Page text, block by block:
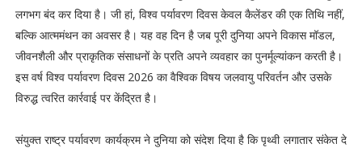
लगभग बंद कर दिया है। जी हां, विश्व पर्यावरण दिवस केवल कैलेंडर की एक तिथि नहीं,
बल्कि आत्ममंथन का अवसर है। यह वह दिन है जब पूरी दुनिया अपने विकास मॉडल,
जीवनशैली और प्राकृतिक संसाधनों के प्रति अपने व्यवहार का पुनर्मूल्यांकन करती है।
इस वर्ष विश्व पर्यावरण दिवस 2026 का वैश्विक विषय जलवायु परिवर्तन और उसके
विरुद्ध त्वरित कार्रवाई पर केंद्रित है।
संयुक्त राष्ट्र पर्यावरण कार्यक्रम ने दुनिया को संदेश दिया है कि पृथ्वी लगातार संकेत दे